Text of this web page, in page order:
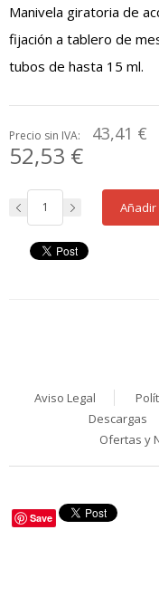
Manivela giratoria de
fijación a tablero de
tubos de hasta 15 ml.
Precio sin IVA: 43,41 €
52,53 €
Añadir
Aviso Legal
Descargas
Ofertas y
Save